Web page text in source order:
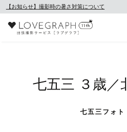
【お知らせ】撮影時の暑さ対策について
七五三 ３歳／
七五三フォト